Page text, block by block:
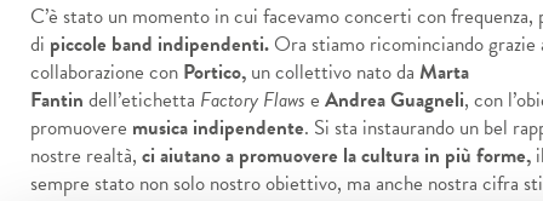
C’è stato un momento in cui facevamo concerti con frequenza,
di piccole band indipendenti. Ora stiamo ricominciando grazie
collaborazione con Portico, un collettivo nato da Marta
Fantin dell’etichetta Factory Flaws e Andrea Guagneli, con
promuovere musica indipendente. Si sta instaurando un bel
nostre realtà, ci aiutano a promuovere la cultura in più forme,
sempre stato non solo nostro obiettivo, ma anche nostra cifra